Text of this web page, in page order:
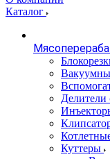
Каталог
Делители
Куттеры